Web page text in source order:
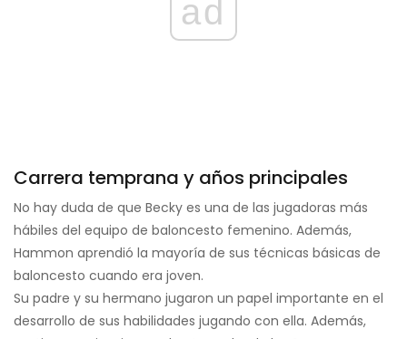
ad
Carrera temprana y años principales
No hay duda de que Becky es una de las jugadoras más
hábiles del equipo de baloncesto femenino. Además,
Hammon aprendió la mayoría de sus técnicas básicas de
baloncesto cuando era joven.
Su padre y su hermano jugaron un papel importante en el
desarrollo de sus habilidades jugando con ella. Además,